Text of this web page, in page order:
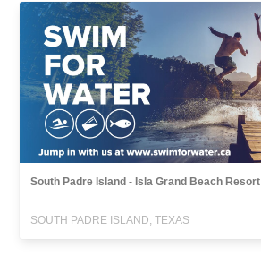
South Padre Island - Isla Grand Beach Resort
SOUTH PADRE ISLAND, TEXAS